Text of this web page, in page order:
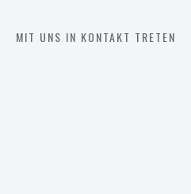
MIT UNS IN KONTAKT TRETEN